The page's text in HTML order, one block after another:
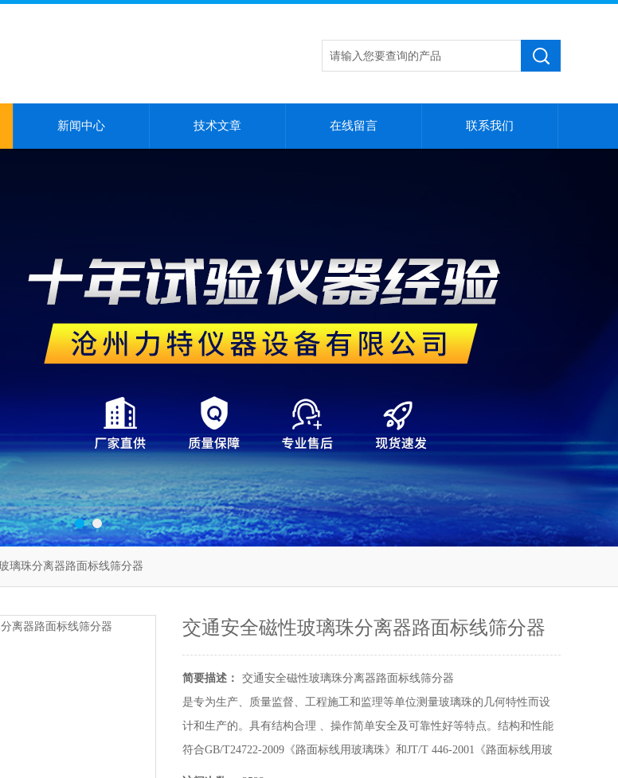
新闻中心 技术文章 在线留言 联系我们
璃珠分离器路面标线筛分器
交通安全磁性玻璃珠分离器路面标线筛分器
简要描述：
交通安全磁性玻璃珠分离器路面标线筛分器
是专为生产、质量监督、工程施工和监理等单位测量玻璃珠的几何特性而设
计和生产的。具有结构合理 、操作简单安全及可靠性好等特点。结构和性能
符合GB/T24722-2009《路面标线用玻璃珠》和JT/T 446-2001《路面标线用玻
璃珠》的相关要求。